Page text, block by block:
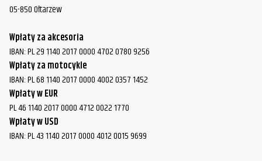
05-850 Ołtarzew
Wpłaty za akcesoria
IBAN: PL 29 1140 2017 0000 4702 0780 9256
Wpłaty za motocykle
IBAN: PL 68 1140 2017 0000 4002 0357 1452
Wpłaty w EUR
PL 46 1140 2017 0000 4712 0022 1770
Wpłaty w USD
IBAN: PL 43 1140 2017 0000 4012 0015 9699